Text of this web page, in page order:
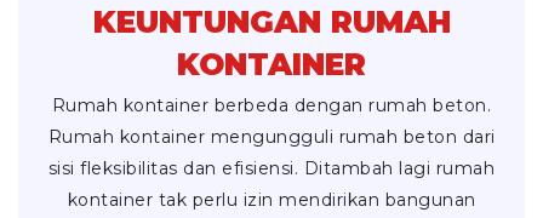
KEUNTUNGAN RUMAH
KONTAINER
Rumah kontainer berbeda dengan rumah beton.
Rumah kontainer mengungguli rumah beton dari
sisi fleksibilitas dan efisiensi. Ditambah lagi rumah
kontainer tak perlu izin mendirikan bangunan